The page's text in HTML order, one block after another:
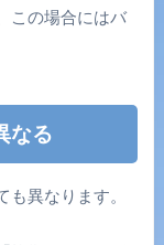
この場合にはバ
なる
異なります。